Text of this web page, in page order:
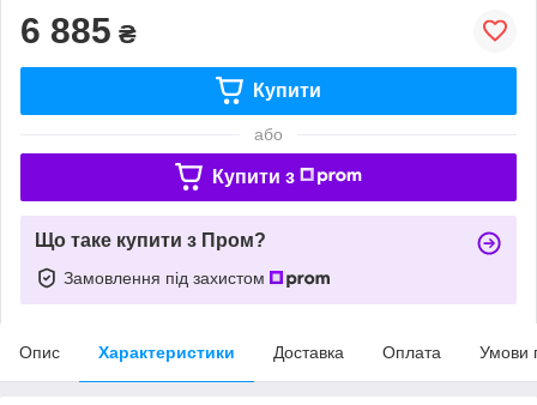
6 885 ₴
Купити
або
Купити з
Що таке купити з Пром?
Замовлення під захистом
Опис Характеристики Доставка Оплата Умови